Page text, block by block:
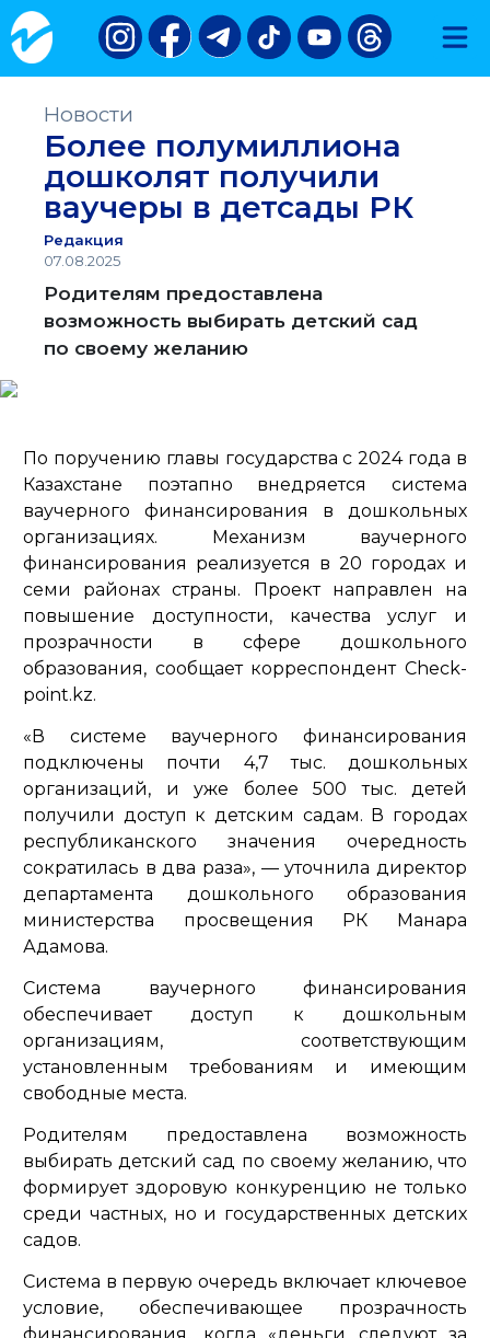
Новости
Более полумиллиона
дошколят получили
ваучеры в детсады РК
Редакция
07.08.2025
Родителям предоставлена
возможность выбирать детский сад
по своему желанию
По поручению главы государства с 2024 года в
Казахстане поэтапно внедряется система
ваучерного финансирования в дошкольных
организациях. Механизм ваучерного
финансирования реализуется в 20 городах и
семи районах страны. Проект направлен на
повышение доступности, качества услуг и
прозрачности в сфере дошкольного
образования, сообщает корреспондент Check-
point.kz.
«В системе ваучерного финансирования
подключены почти 4,7 тыс. дошкольных
организаций, и уже более 500 тыс. детей
получили доступ к детским садам. В городах
республиканского значения очередность
сократилась в два раза», — уточнила директор
департамента дошкольного образования
министерства просвещения РК Манара
Адамова.
Система ваучерного финансирования
обеспечивает доступ к дошкольным
организациям, соответствующим
установленным требованиям и имеющим
свободные места.
Родителям предоставлена возможность
выбирать детский сад по своему желанию, что
формирует здоровую конкуренцию не только
среди частных, но и государственных детских
садов.
Система в первую очередь включает ключевое
условие, обеспечивающее прозрачность